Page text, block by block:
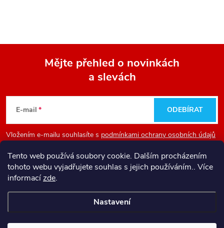
Tento web používá soubory cookie. Dalším procházením
tohoto webu vyjadřujete souhlas s jejich používáním.. Více
informacízde.
Nastavení
p
a
Mějte přehled o novinkách
a slevách
E-mail
Vložením e-mailu souhlasíte s podmínkami ochrany osobních údajů
ODEBÍRAT
Informace pro vás
práva vyhrazena.